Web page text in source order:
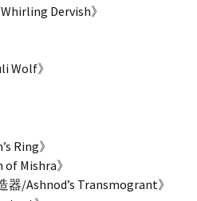
Dervish》
Wolf》
Ring》
Mishra》
/Ashnod’s Transmogrant》